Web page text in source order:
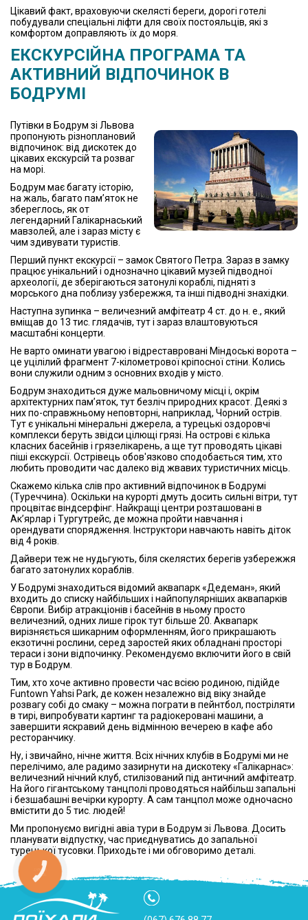
Цікавий факт, враховуючи скелясті береги, дорогі готелі
побудували спеціальні ліфти для своїх постояльців, які з
комфортом доправляють їх до моря.
ЕКСКУРСІЙНА ПРОГРАМА ТА
АКТИВНИЙ ВІДПОЧИНОК В
БОДРУМІ
Путівки в Бодрум зі Львова
пропонують різноплановий
відпочинок: від дискотек до
цікавих екскурсій та розваг
на морі.
Бодрум має багату історію,
на жаль, багато пам’яток не
збереглось, як от
легендарний Галікарнаський
мавзолей, але і зараз місту є
чим здивувати туристів.
Перший пункт екскурсії – замок Святого Петра. Зараз в замку
працює унікальний і однозначно цікавий музей підводної
археології, де зберігаються затонулі кораблі, підняті з
морського дна поблизу узбережжя, та інші підводні знахідки.
Наступна зупинка – величезний амфітеатр 4 ст. до н. е., який
вміщав до 13 тис. глядачів, тут і зараз влаштовуються
масштабні концерти.
Не варто оминати увагою і відреставровані Міндоські ворота –
це уцілілий фрагмент 7-кілометрової кріпосної стіни. Колись
вони служили одним з основних входів у місто.
Бодрум знаходиться дуже мальовничому місці і, окрім
архітектурних пам’яток, тут безліч природних красот. Деякі з
них по-справжньому неповторні, наприклад, Чорний острів.
Тут є унікальні мінеральні джерела, а турецькі оздоровчі
комплекси беруть звідси цілющі грязі. На острові є кілька
класних басейнів і грязелікарень, а ще тут проводять цікаві
піші екскурсії. Острівець обов'язково сподобається тим, хто
любить проводити час далеко від жвавих туристичних місць.
Скажемо кілька слів про активний відпочинок в Бодрумі
(Туреччина). Оскільки на курорті дмуть досить сильні вітри, тут
процвітає віндсерфінг. Найкращі центри розташовані в
Ак’ярлар і Тургутрейс, де можна пройти навчання і
орендувати спорядження. Інструктори навчають навіть діток
від 4 років.
Дайвери теж не нудьгують, біля скелястих берегів узбережжя
багато затонулих кораблів.
У Бодрумі знаходиться відомий аквапарк «Дедеман», який
входить до списку найбільших і найпопулярніших аквапарків
Європи. Вибір атракціонів і басейнів в ньому просто
величезний, одних лише гірок тут більше 20. Аквапарк
вирізняється шикарним оформленням, його прикрашають
екзотичні рослини, серед заростей яких обладнані просторі
тераси і зони відпочинку. Рекомендуємо включити його в свій
тур в Бодрум.
Тим, хто хоче активно провести час всією родиною, підійде
Funtown Yahsi Park, де кожен незалежно від віку знайде
розвагу собі до смаку – можна пограти в пейнтбол, постріляти
в тирі, випробувати картинг та радіокеровані машини, а
завершити яскравий день відмінною вечерею в кафе або
ресторанчику.
Ну, і звичайно, нічне життя. Всіх нічних клубів в Бодрумі ми не
перелічимо, але радимо зазирнути на дискотеку «Галікарнас»:
величезний нічний клуб, стилізований під античний амфітеатр.
На його гігантському танцполі проводяться найбільш запальні
і безшабашні вечірки курорту. А сам танцпол може одночасно
вмістити до 5 тис. людей!
Ми пропонуємо вигідні авіа тури в Бодрум зі Львова. Досить
планувати відпустку, час приєднуватись до запальної
турецької тусовки. Приходьте і ми обговоримо деталі.